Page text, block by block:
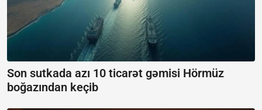
Son sutkada azı 10 ticarət gəmisi Hörmüz
boğazından keçib